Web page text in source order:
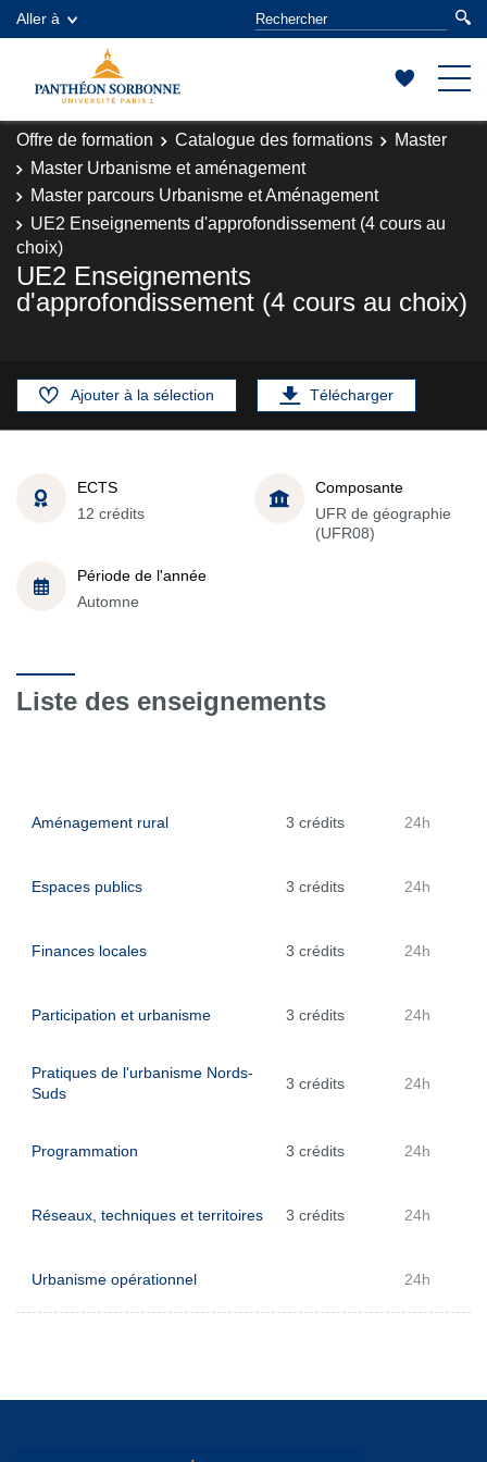
Aller à
Offre de formation Catalogue des formations
Master
Master Urbanisme et aménagement
Master parcours Urbanisme et Aménagement
UE2 Enseignements d'approfondissement (4 cours au
choix)
UE2 Enseignements
d'approfondissement (4 cours au choix)
Ajouter à la sélection Télécharger
ECTS
12 crédits
Composante
UFR de géographie
(UFR08)
Période de l'année
Automne
Liste des enseignements
Aménagement rural 3 crédits 24h
Espaces publics 3 crédits 24h
Finances locales 3 crédits 24h
Participation et urbanisme 3 crédits 24h
Pratiques de l'urbanisme Nords-
Suds
3 crédits 24h
Programmation 3 crédits 24h
Réseaux, techniques et territoires 3 crédits 24h
Urbanisme opérationnel 24h